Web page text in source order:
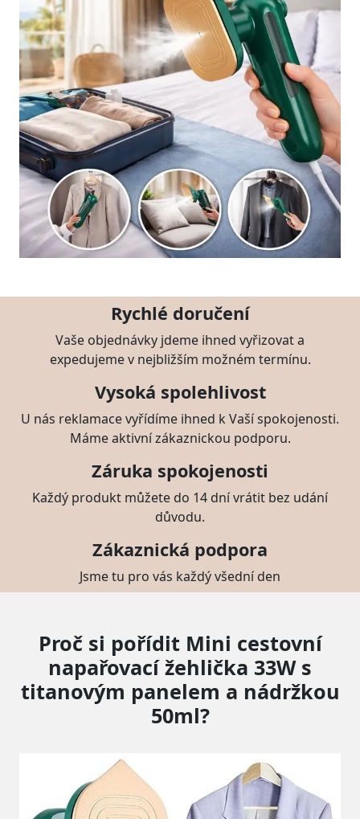
Rychlé doručení
Vaše objednávky jdeme ihned vyřizovat a
expedujeme v nejbližším možném termínu.
Vysoká spolehlivost
U nás reklamace vyřídíme ihned k Vaší spokojenosti.
Máme aktivní zákaznickou podporu.
Záruka spokojenosti
Každý produkt můžete do 14 dní vrátit bez udání
důvodu.
Zákaznická podpora
Jsme tu pro vás každý všední den
Proč si pořídit Mini cestovní
napařovací žehlička 33W s
titanovým panelem a nádržkou
50ml?